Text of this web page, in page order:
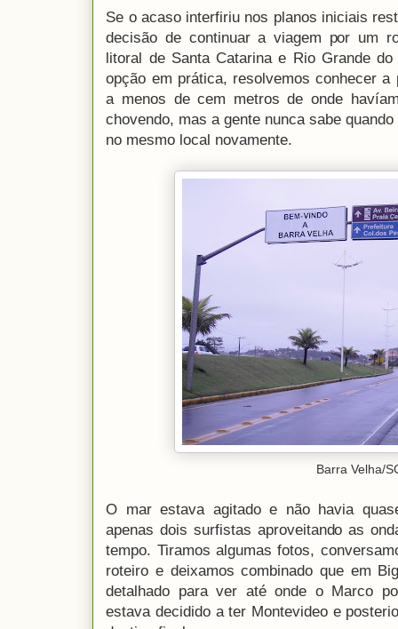
Se o acaso interfiriu nos planos iniciais
decisão de continuar a viagem por um
litoral de Santa Catarina e Rio Grande
opção em prática, resolvemos conhecer
a menos de cem metros de onde
chovendo, mas a gente nunca sabe
no mesmo local novamente.
Barra Velha/
O mar estava agitado e não havia
apenas dois surfistas aproveitando as
tempo. Tiramos algumas fotos,
roteiro e deixamos combinado que em
detalhado para ver até onde o Marco
estava decidido a ter Montevideo e